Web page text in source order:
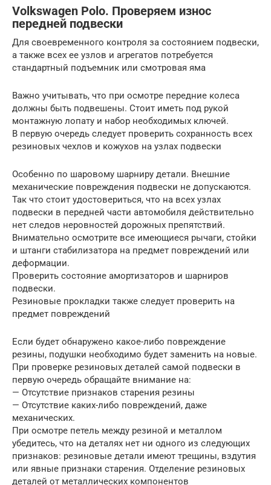
Volkswagen Polo. Проверяем износ
передней подвески
Для своевременного контроля за состоянием подвески,
а также всех ее узлов и агрегатов потребуется
стандартный подъемник или смотровая яма
Важно учитывать, что при осмотре передние колеса
должны быть подвешены. Стоит иметь под рукой
монтажную лопату и набор необходимых ключей.
В первую очередь следует проверить сохранность всех
резиновых чехлов и кожухов на узлах подвески
Особенно по шаровому шарниру детали. Внешние
механические повреждения подвески не допускаются.
Так что стоит удостовериться, что на всех узлах
подвески в передней части автомобиля действительно
нет следов неровностей дорожных препятствий.
Внимательно осмотрите все имеющиеся рычаги, стойки
и штанги стабилизатора на предмет повреждений или
деформации.
Проверить состояние амортизаторов и шарниров
подвески.
Резиновые прокладки также следует проверить на
предмет повреждений
Если будет обнаружено какое-либо повреждение
резины, подушки необходимо будет заменить на новые.
При проверке резиновых деталей самой подвески в
первую очередь обращайте внимание на:
— Отсутствие признаков старения резины
— Отсутствие каких-либо повреждений, даже
механических.
При осмотре петель между резиной и металлом
убедитесь, что на деталях нет ни одного из следующих
признаков: резиновые детали имеют трещины, вздутия
или явные признаки старения. Отделение резиновых
деталей от металлических компонентов